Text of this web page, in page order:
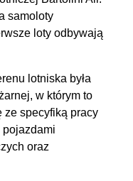
samoloty
loty odbywają
lotniska była
w którym to
specyfiką pracy
pojazdami
oraz